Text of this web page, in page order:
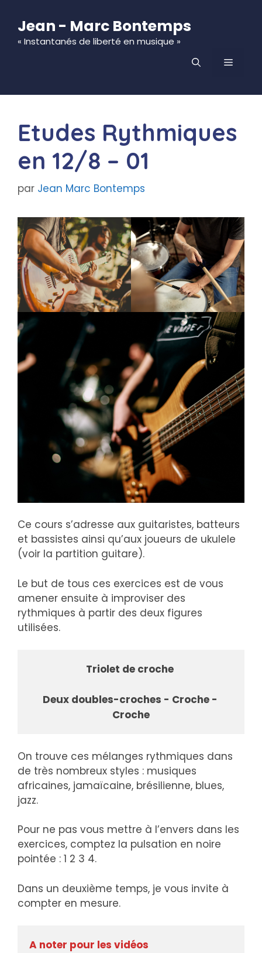
contenu
Jean - Marc Bontemps
« Instantanés de liberté en musique »
MENU
Etudes Rythmiques
en 12/8 – 01
par Jean Marc Bontemps
Ce cours s’adresse aux guitaristes, batteurs
et bassistes ainsi qu’aux joueurs de ukulele
(voir la partition guitare).
Le but de tous ces exercices est de vous
amener ensuite à improviser des
rythmiques à partir des deux figures
utilisées.
Triolet de croche
Deux doubles-croches - Croche -
Croche
On trouve ces mélanges rythmiques dans
de très nombreux styles : musiques
africaines, jamaïcaine, brésilienne, blues,
jazz.
Pour ne pas vous mettre à l’envers dans les
exercices, comptez la pulsation en noire
pointée : 1 2 3 4.
Dans un deuxième temps, je vous invite à
compter en mesure.
A noter pour les vidéos